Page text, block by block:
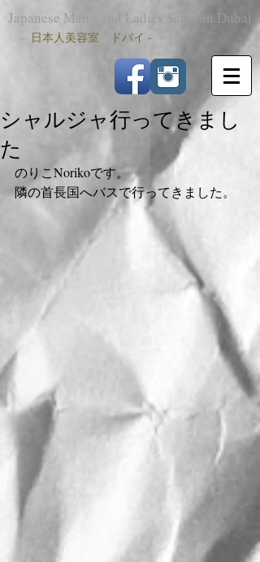
Japanese Men's and Ladies Salon in Dubai
- 日本人美容室 ドバイ -
シャルジャ行ってきまし
た
のりこNorikoです。
隣の首長国へバスで行ってきました。